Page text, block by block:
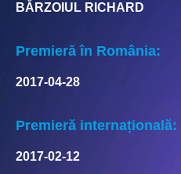
BĂRZOIUL RICHARD
Premieră în România:
2017-04-28
Premieră internațională:
2017-02-12